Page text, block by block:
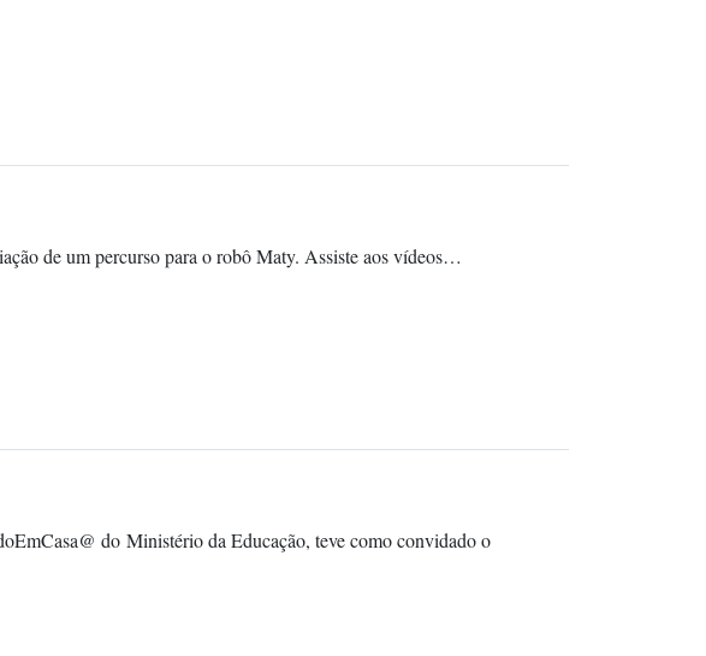
de um percurso para o robô Maty. Assiste aos vídeos…
do Ministério da Educação, teve como convidado o